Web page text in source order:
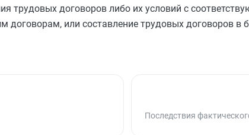
трудовых договоров либо их условий с
договорам, или составление трудовых договоров в
Последствия